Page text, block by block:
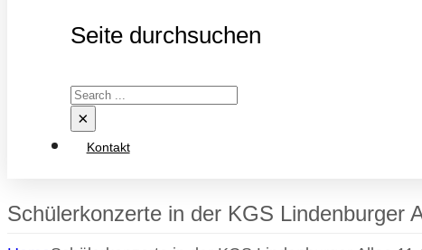
Seite durchsuchen
Search
×
Kontakt
Schülerkonzerte in der KGS Lindenburger